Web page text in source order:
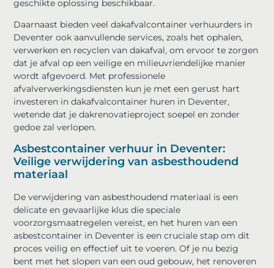
geschikte oplossing beschikbaar.
Daarnaast bieden veel dakafvalcontainer verhuurders in
Deventer ook aanvullende services, zoals het ophalen,
verwerken en recyclen van dakafval, om ervoor te zorgen
dat je afval op een veilige en milieuvriendelijke manier
wordt afgevoerd. Met professionele
afvalverwerkingsdiensten kun je met een gerust hart
investeren in dakafvalcontainer huren in Deventer,
wetende dat je dakrenovatieproject soepel en zonder
gedoe zal verlopen.
Asbestcontainer verhuur in Deventer:
Veilige verwijdering van asbesthoudend
materiaal
De verwijdering van asbesthoudend materiaal is een
delicate en gevaarlijke klus die speciale
voorzorgsmaatregelen vereist, en het huren van een
asbestcontainer in Deventer is een cruciale stap om dit
proces veilig en effectief uit te voeren. Of je nu bezig
bent met het slopen van een oud gebouw, het renoveren